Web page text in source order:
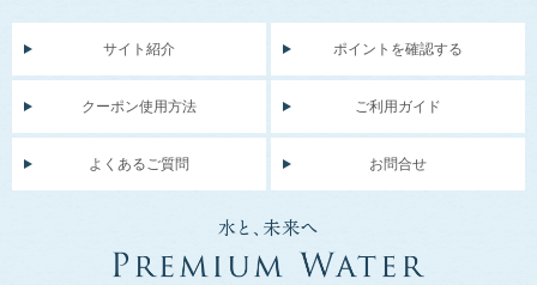
サイト紹介 ポイントを確認する
クーポン使用方法 ご利用ガイド
よくあるご質問 お問合せ